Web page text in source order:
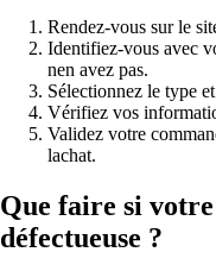
Rendez-vous sur le
Identifiez-vous avec
nen avez pas.
Sélectionnez le type
Vérifiez vos
Validez votre
lachat.
Que faire si
défectueuse ?